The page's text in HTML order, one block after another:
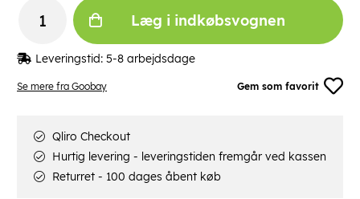
Se mere fra Goobay Gem som favorit
Læg i indkøbsvognen
Leveringstid: 5-8 arbejdsdage
Qliro Checkout
Hurtig levering - leveringstiden fremgår ved kassen
Returret - 100 dages åbent køb